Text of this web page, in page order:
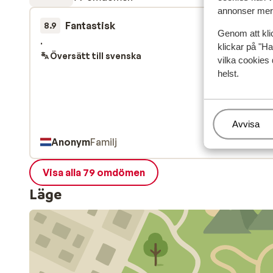
annonser
Genom att
klickar på
vilka cookies
helst.
Hantera
Avvisa
8.9 Fantastisk
..
Översätt till svenska
AnonymFamilj
Visa alla 79 omdömen
Läge